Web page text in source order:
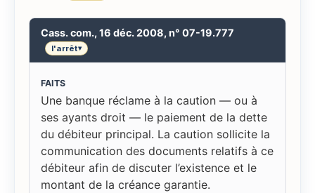
Cass. com., 16 déc. 2008, n° 07-19.777
l'arrêt▾
FAITS
Une banque réclame à la caution — ou à
ses ayants droit — le paiement de la dette
du débiteur principal. La caution sollicite la
communication des documents relatifs à ce
débiteur afin de discuter l’existence et le
montant de la créance garantie.